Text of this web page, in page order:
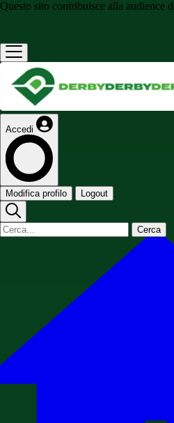
Questo sito contribuisce alla audience
Accedi
Modifica profilo Logout
Cerca